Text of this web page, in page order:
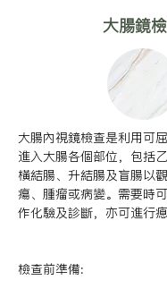
大腸鏡
大腸內視鏡檢查是利用可
進入大腸各個部位，包括
橫結腸、升結腸及盲腸以
瘍、腫瘤或病變。需要時
作化驗及診斷，亦可進行
檢查前準備: